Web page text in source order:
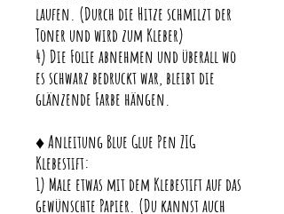
laufen. (Durch die Hitze schmilzt der
Toner und wird zum Kleber)
4) Die Folie abnehmen und überall wo
es schwarz bedruckt war, bleibt die
glänzende Farbe hängen.
♦ Anleitung Blue Glue Pen ZIG
Klebestift:
1) Male etwas mit dem Klebestift auf das
gewünschte Papier. (Du kannst auch